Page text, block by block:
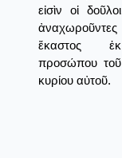
εἰσὶν οἱ δοῦλοι
ἀναχωροῦντες
ἕκαστος ἐκ
προσώπου τοῦ
κυρίου αὐτοῦ.